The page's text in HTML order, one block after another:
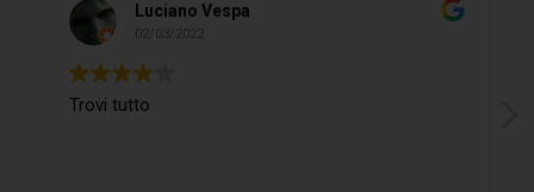
Luciano Vespa
02/03/2022
Trovi tutto